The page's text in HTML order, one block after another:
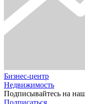
Бизнес-центр
Недвижимость
Подписывайтесь на
Подписаться